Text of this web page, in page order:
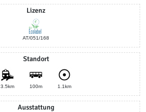
Lizenz
AT/051/168
Standort
3.5km 100m 1.1km
Ausstattung